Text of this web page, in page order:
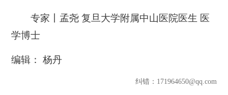
专家丨孟尧 复旦大学附属中山医院医生 医
学博士
编辑： 杨丹
纠错：171964650@qq.com